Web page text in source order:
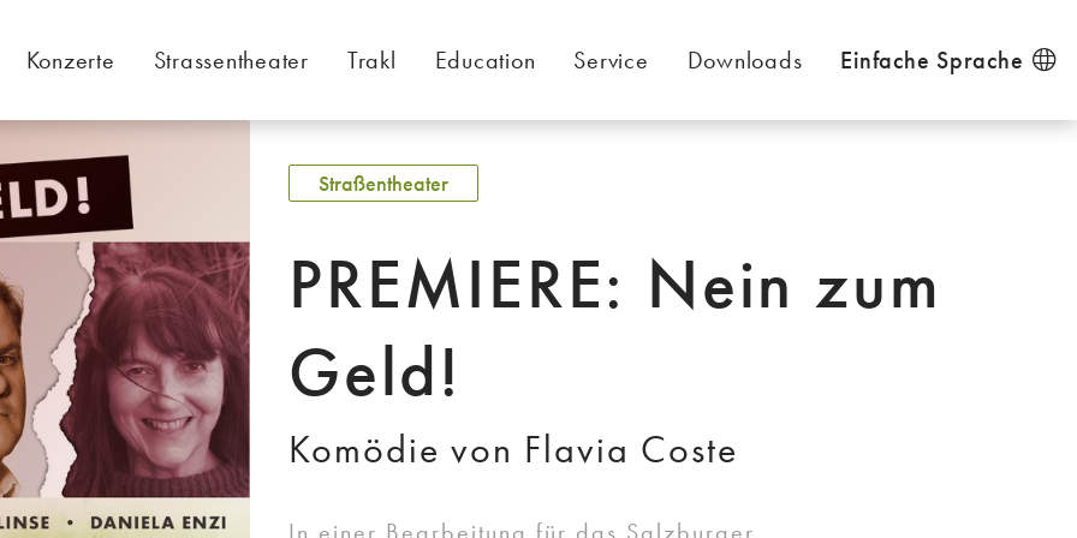
Konzerte Strassentheater Trakl Education Service Downloads Einfache Sprache
Straßentheater
PREMIERE: Nein zum
Geld!
Komödie von Flavia Coste